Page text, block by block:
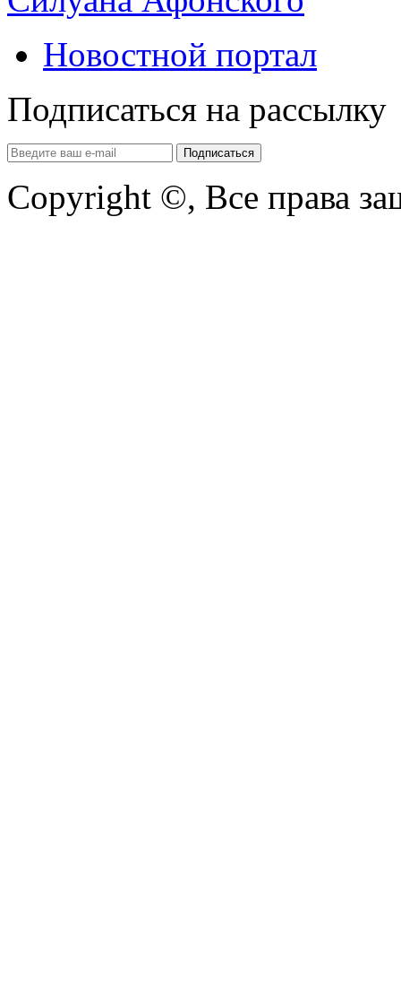
Новостной портал
Подписаться на рассылку
Copyright ©, Все права